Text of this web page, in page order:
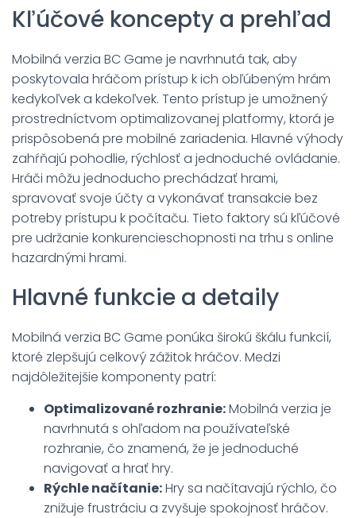
Kľúčové koncepty a prehľad
Mobilná verzia BC Game je navrhnutá tak, aby
poskytovala hráčom prístup k ich obľúbeným hrám
kedykoľvek a kdekoľvek. Tento prístup je umožnený
prostredníctvom optimalizovanej platformy, ktorá je
prispôsobená pre mobilné zariadenia. Hlavné výhody
zahŕňajú pohodlie, rýchlosť a jednoduché ovládanie.
Hráči môžu jednoducho prechádzať hrami,
spravovať svoje účty a vykonávať transakcie bez
potreby prístupu k počítaču. Tieto faktory sú kľúčové
pre udržanie konkurencieschopnosti na trhu s online
hazardnými hrami.
Hlavné funkcie a detaily
Mobilná verzia BC Game ponúka širokú škálu funkcií,
ktoré zlepšujú celkový zážitok hráčov. Medzi
najdôležitejšie komponenty patrí:
Optimalizované rozhranie:Mobilná verzia je
navrhnutá s ohľadom na používateľské
rozhranie, čo znamená, že je jednoduché
navigovať a hrať hry.
Rýchle načítanie:Hry sa načítavajú rýchlo, čo
znižuje frustráciu a zvyšuje spokojnosť hráčov.